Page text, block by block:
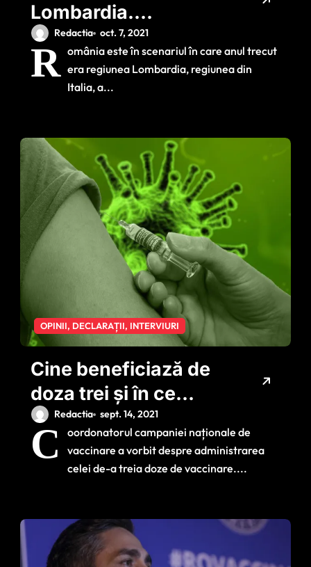
Lombardia.
Avertismentul lui
Valeriu Gheorghiță
Redactia oct. 7, 2021
R omânia este în scenariul în care anul trecut
era regiunea Lombardia, regiunea din
Italia, a...
OPINII, DECLARAȚII, INTERVIURI
Cine beneficiază de
doza trei și în ce
condiții se
administrează?
Explicații oferite de
Redactia sept. 14, 2021
C
oordonatorul campaniei naționale de
vaccinare a vorbit despre administrarea
celei de-a treia doze de vaccinare....